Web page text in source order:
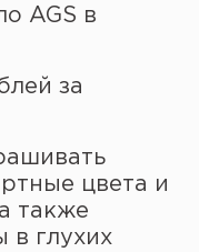
AGS в
за
цвета и
также
в глухих